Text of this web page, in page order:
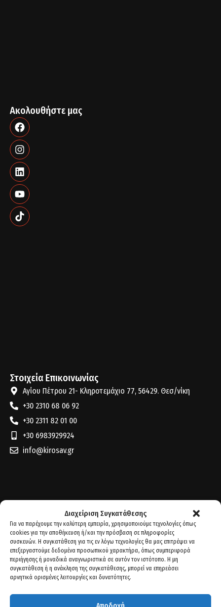
Διαχείριση Συγκατάθεσης
Για να παρέχουμε την καλύτερη εμπειρία, χρησιμοποιούμε τεχνολογίες όπως
cookies για την αποθήκευση ή/και την πρόσβαση σε πληροφορίες
συσκευών. Η συγκατάθεση για τις εν λόγω τεχνολογίες θα μας επιτρέψει να
επεξεργαστούμε δεδομένα προσωπικού χαρακτήρα, όπως συμπεριφορά
περιήγησης ή μοναδικά αναγνωριστικά σε αυτόν τον ιστότοπο. Η μη
συγκατάθεση ή η ανάκληση της συγκατάθεσης, μπορεί να επηρεάσει
αρνητικά ορισμένες λειτουργίες και δυνατότητες.
Ακολουθήστε μας
Στοιχεία Επικοινωνίας
Αγίου Πέτρου 21- Κληροτεμάχιο 77, 56429. Θεσ/νίκη
+30 2310 68 06 92
+30 2311 82 01 00
+30 6983929924
info@kirosav.gr